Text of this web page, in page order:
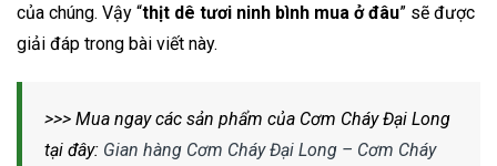
của chúng. Vậy “thịt dê tươi ninh bình mua ở đâu” sẽ được
giải đáp trong bài viết này.
>>> Mua ngay các sản phẩm của Cơm Cháy Đại Long
tại đây: Gian hàng Cơm Cháy Đại Long – Cơm Cháy